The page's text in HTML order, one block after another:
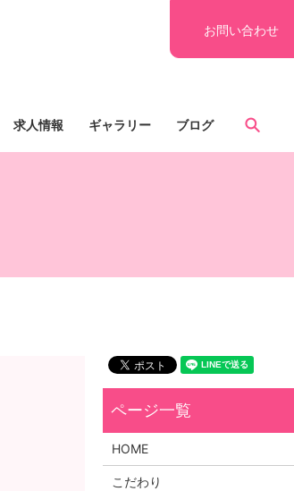
お問い合わせ
求人情報 ギャラリー ブログ
HOME
こだわり